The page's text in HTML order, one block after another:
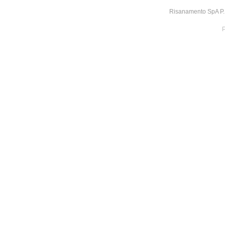
Risanamento SpA